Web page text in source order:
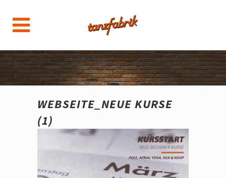
WEBSEITE_NEUE KURSE
(1)